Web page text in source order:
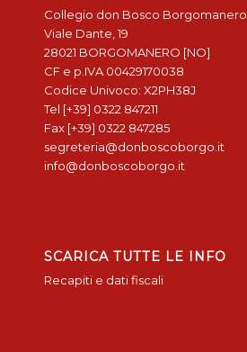
Collegio don Bosco Borgomanero
Viale Dante, 19
28021 BORGOMANERO [NO]
CF e p.IVA 00429170038
Codice Univoco: X2PH38J
Tel [+39] 0322 847211
Fax [+39] 0322 847285
segreteria@donboscoborgo.it
info@donboscoborgo.it
SCARICA TUTTE LE INFO
Recapiti e dati fiscali